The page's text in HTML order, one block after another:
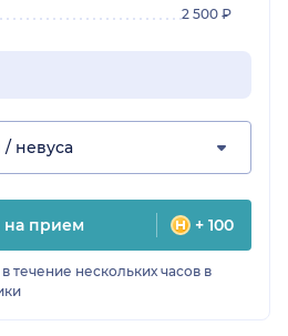
2 500 ₽
невуса
на прием + 100
течение нескольких часов в